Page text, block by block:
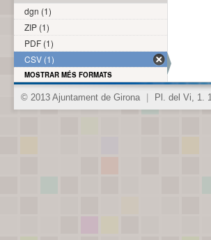
dgn (1)
ZIP (1)
PDF (1)
CSV (1)
MOSTRAR MÉS FORMATS
© 2013 Ajuntament de Girona Pl. del Vi, 1.